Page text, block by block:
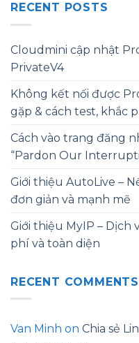
RECENT POSTS
Cloudmini cập nhật
PrivateV4
Không kết nối được
gặp & cách test, khắc
Cách vào trang đăng
“Pardon Our
Giới thiệu AutoLive –
đơn giản và mạnh mẽ
Giới thiệu MyIP – Dịch
phí và toàn diện
RECENT COMMENTS
Van Minh on Chia sẻ